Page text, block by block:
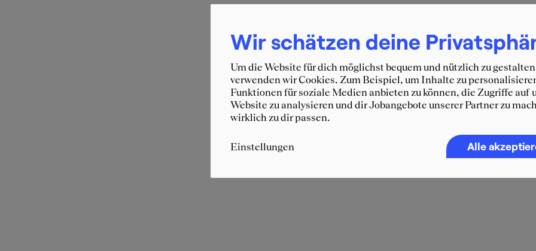
Wir schätzen deine
Um die Website für dich möglichst bequem und nützlich zu
verwenden wir Cookies. Zum Beispiel, um Inhalte zu
Funktionen für soziale Medien anbieten zu können, die Zugriffe auf
Website zu analysieren und dir Jobangebote unserer Partner zu
wirklich zu dir passen.
Einstellungen Alle